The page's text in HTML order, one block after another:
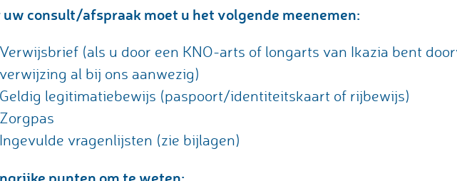
uw consult/afspraak moet u het volgende meenemen:
Verwijsbrief (als u door een KNO-arts of longarts van Ikazia bent
verwijzing al bij ons aanwezig)
Geldig legitimatiebewijs (paspoort/identiteitskaart of rijbewijs)
Zorgpas
Ingevulde vragenlijsten (zie bijlagen)